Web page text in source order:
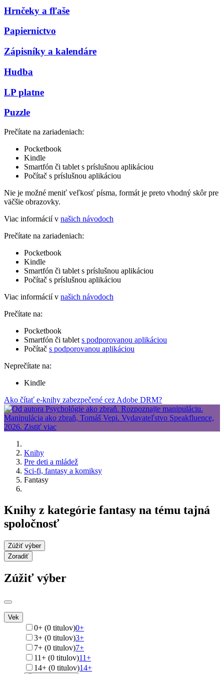
Hrnčeky a fľaše
Papiernictvo
Zápisníky a kalendáre
Hudba
LP platne
Puzzle
Prečítate na zariadeniach:
Pocketbook
Kindle
Smartfón či tablet s príslušnou aplikáciou
Počítač s príslušnou aplikáciou
Nie je možné meniť veľkosť písma, formát je preto vhodný skôr pre
väčšie obrazovky.
Viac informácií v našich návodoch
Prečítate na zariadeniach:
Pocketbook
Kindle
Smartfón či tablet s príslušnou aplikáciou
Počítač s príslušnou aplikáciou
Viac informácií v našich návodoch
Prečítate na:
Pocketbook
Smartfón či tablet s podporovanou aplikáciou
Počítač s podporovanou aplikáciou
Neprečítate na:
Kindle
Ako čítať e-knihy zabezpečené cez Adobe DRM?
Knihy
Pre deti a mládež
Sci-fi, fantasy a komiksy
Fantasy
Knihy z kategórie fantasy na tému tajná
spoločnosť
Zúžiť výber
Zoradiť
Zúžiť výber
Vek
0+ (0 titulov)0+
3+ (0 titulov)3+
7+ (0 titulov)7+
11+ (0 titulov)11+
14+ (0 titulov)14+